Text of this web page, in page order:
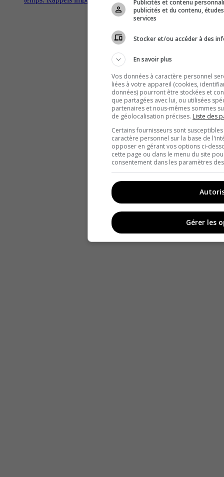
Publicités et contenu
publicités et du contenu,
services
Stocker et/ou accéder à des
En savoir plus
Vos données à caractère personnel
liées à votre appareil (cookies,
données) pourront être stockées et
que partagées avec lui, ou utilisées
partenaires et nous-mêmes sommes
de géolocalisation précises. Liste des
Certains fournisseurs sont
caractère personnel sur la base de
opposer en gérant vos options ci-
cette page ou dans le menu du site
consentement dans les paramètres
Gérer les